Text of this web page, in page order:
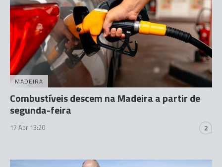
MADEIRA
Combustíveis descem na Madeira a partir de
segunda-feira
17 Abr 13:20 2